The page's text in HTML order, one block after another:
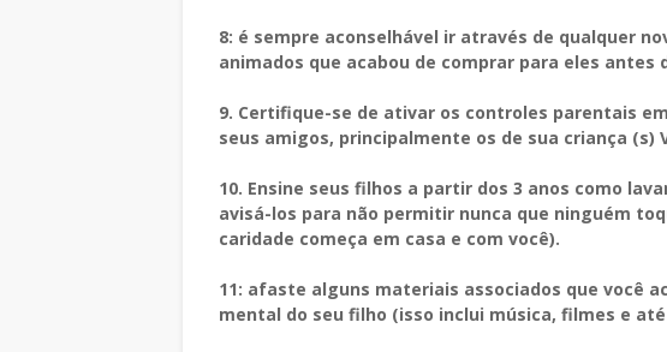
8: é sempre aconselhável ir através de qualquer
animados que acabou de comprar para eles antes
9. Certifique-se de ativar os controles parentais
seus amigos, principalmente os de sua criança (s)
10. Ensine seus filhos a partir dos 3 anos como
avisá-los para não permitir nunca que ninguém
caridade começa em casa e com você).
11: afaste alguns materiais associados que você
mental do seu filho (isso inclui música, filmes e